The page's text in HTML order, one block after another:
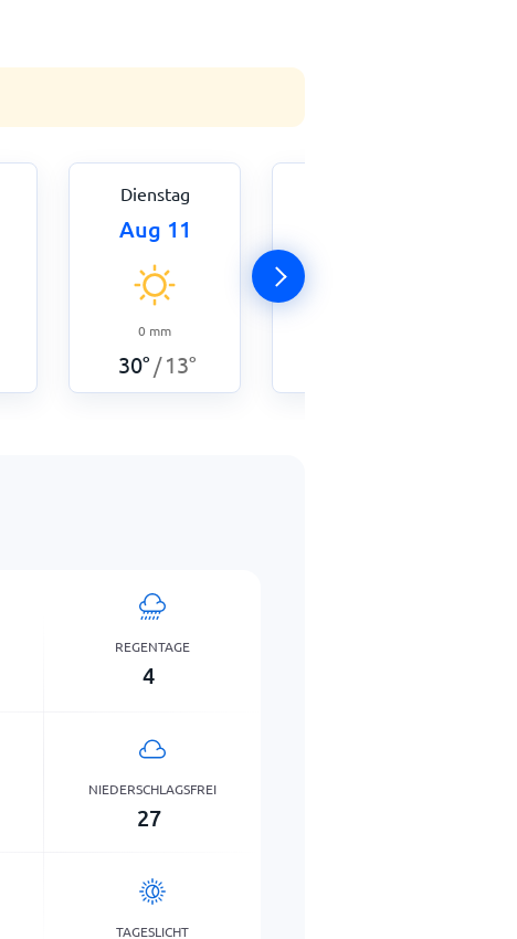
Dienstag
Aug 11
0 mm
30° / 13°
REGENTAGE
4
NIEDERSCHLAGSFREI
27
TAGESLICHT